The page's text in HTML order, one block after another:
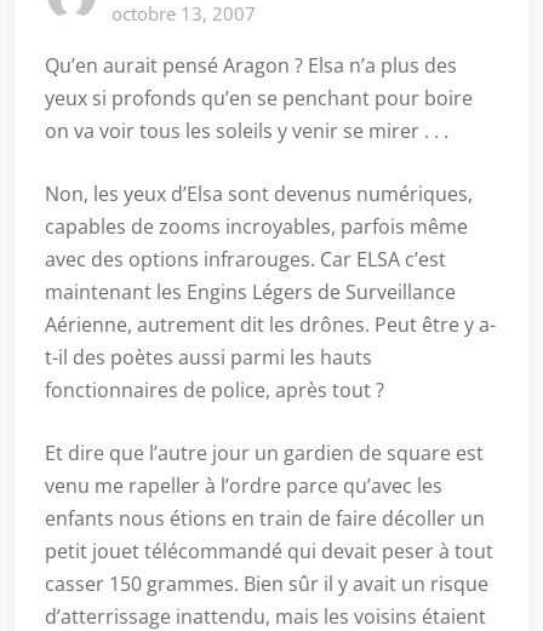
octobre 13, 2007
Qu’en aurait pensé Aragon ? Elsa n’a plus des
yeux si profonds qu’en se penchant pour boire
on va voir tous les soleils y venir se mirer . . .
Non, les yeux d’Elsa sont devenus numériques,
capables de zooms incroyables, parfois même
avec des options infrarouges. Car ELSA c’est
maintenant les Engins Légers de Surveillance
Aérienne, autrement dit les drônes. Peut être y a-
t-il des poètes aussi parmi les hauts
fonctionnaires de police, après tout ?
Et dire que l’autre jour un gardien de square est
venu me rapeller à l’ordre parce qu’avec les
enfants nous étions en train de faire décoller un
petit jouet télécommandé qui devait peser à tout
casser 150 grammes. Bien sûr il y avait un risque
d’atterrissage inattendu, mais les voisins étaient